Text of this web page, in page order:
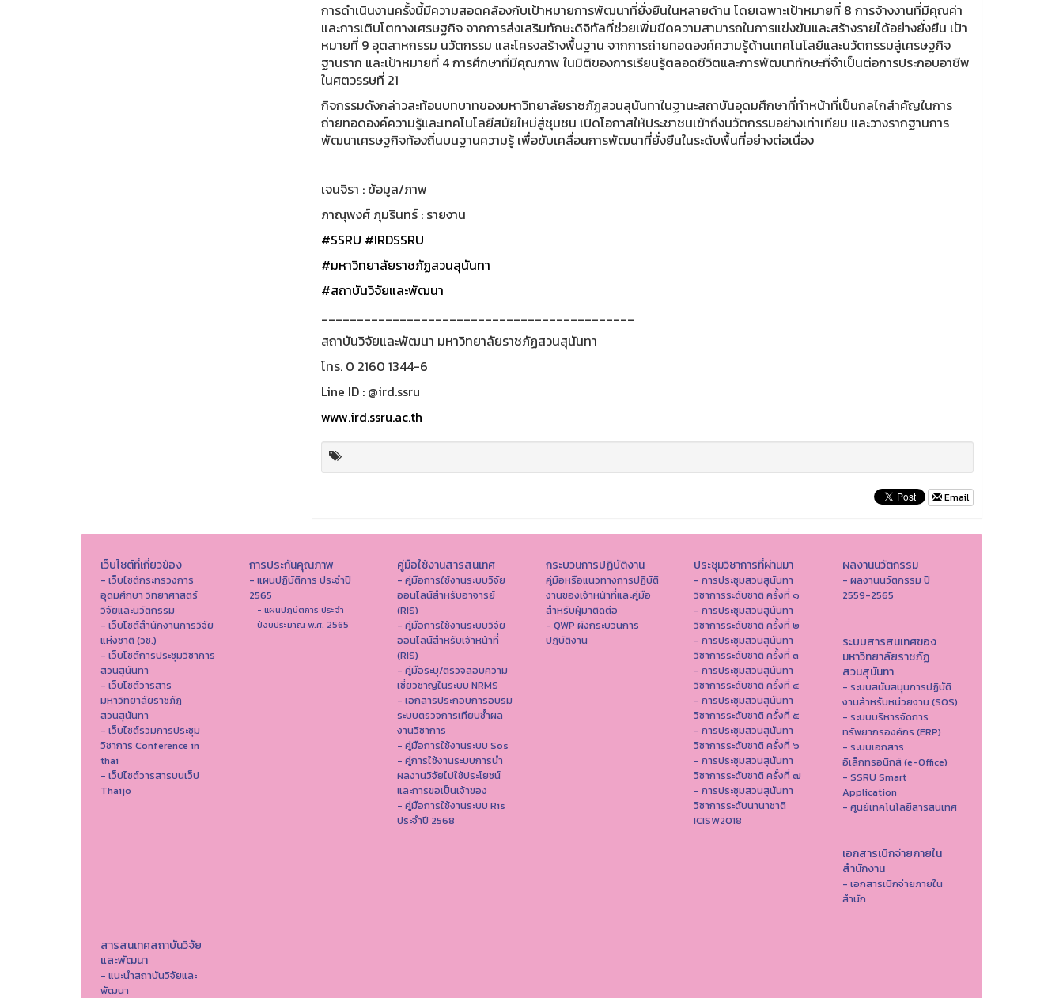
การดำเนินงานครั้งนี้มีความสอดคล้องกับเป้าหมายการพัฒนาที่ยั่งยืนในหลายด้าน โดยเฉพาะเป้าหมายที่ 8 การจ้างงานที่มีคุณค่า
และการเติบโตทางเศรษฐกิจ จากการส่งเสริมทักษะดิจิทัลที่ช่วยเพิ่มขีดความสามารถในการแข่งขันและสร้างรายได้อย่างยั่งยืน เป้า
หมายที่ 9 อุตสาหกรรม นวัตกรรม และโครงสร้างพื้นฐาน จากการถ่ายทอดองค์ความรู้ด้านเทคโนโลยีและนวัตกรรมสู่เศรษฐกิจ
ฐานราก และเป้าหมายที่ 4 การศึกษาที่มีคุณภาพ ในมิติของการเรียนรู้ตลอดชีวิตและการพัฒนาทักษะที่จำเป็นต่อการประกอบอาชีพ
ในศตวรรษที่ 21
กิจกรรมดังกล่าวสะท้อนบทบาทของมหาวิทยาลัยราชภัฏสวนสุนันทาในฐานะสถาบันอุดมศึกษาที่ทำหน้าที่เป็นกลไกสำคัญในการ
ถ่ายทอดองค์ความรู้และเทคโนโลยีสมัยใหม่สู่ชุมชน เปิดโอกาสให้ประชาชนเข้าถึงนวัตกรรมอย่างเท่าเทียม และวางรากฐานการ
พัฒนาเศรษฐกิจท้องถิ่นบนฐานความรู้ เพื่อขับเคลื่อนการพัฒนาที่ยั่งยืนในระดับพื้นที่อย่างต่อเนื่อง
เจนจิรา : ข้อมูล/ภาพ
ภาณุพงศ์ ภุมรินทร์ : รายงาน
#SSRU #IRDSSRU
#มหาวิทยาลัยราชภัฏสวนสุนันทา
#สถาบันวิจัยและพัฒนา
____________________________________________
สถาบันวิจัยและพัฒนา มหาวิทยาลัยราชภัฏสวนสุนันทา
โทร. 0 2160 1344-6
Line ID : @ird.ssru
www.ird.ssru.ac.th
Email
เว็บไซต์ที่เกี่ยวข้อง
- เว็บไซต์กระทรวงการ
อุดมศึกษา วิทยาศาสตร์
วิจัยและนวัตกรรม
- เว็บไซต์สำนักงานการวิจัย
แห่งชาติ (วช.)
- เว็บไซต์การประชุมวิชาการ
สวนสุนันทา
- เว็บไซต์วารสาร
มหาวิทยาลัยราชภัฏ
สวนสุนันทา
- เว็บไซต์รวมการประชุม
วิชาการ Conference in
thai
- เว็ปไซต์วารสารบนเว็ป
Thaijo
การประกันคุณภาพ
- แผนปฏิบัติการ ประจำปี
2565
- แผนปฏิบัติการ ประจำ
ปีงบประมาณ พ.ศ. 2565
คู่มือใช้งานสารสนเทศ
- คู่มือการใช้งานระบบวิจัย
ออนไลน์สำหรับอาจารย์
(RIS)
- คู่มือการใช้งานระบบวิจัย
ออนไลน์สำหรับเจ้าหน้าที่
(RIS)
- คู่มือระบุ/ตรวจสอบความ
เชี่ยวชาญในระบบ NRMS
- เอกสารประกอบการอบรม
ระบบตรวจการเทียบซ้ำผล
งานวิชาการ
- คู่มือการใช้งานระบบ Sos
- คู่การใช้งานระบบการนำ
ผลงานวิจัยไปใช้ประโยชน์
และการขอเป็นเจ้าของ
- คู่มือการใช้งานระบบ Ris
ประจำปี 2568
กระบวนการปฏิบัติงาน
คู่มือหรือแนวทางการปฏิบัติ
งานของเจ้าหน้าที่และคู่มือ
สำหรับผู้มาติดต่อ
- QWP ผังกระบวนการ
ปฏิบัติงาน
ประชุมวิชาการที่ผ่านมา
- การประชุมสวนสุนันทา
วิชาการระดับชาติ ครั้งที่ ๑
- การประชุมสวนสุนันทา
วิชาการระดับชาติ ครั้งที่ ๒
- การประชุมสวนสุนันทา
วิชาการระดับชาติ ครั้งที่ ๓
- การประชุมสวนสุนันทา
วิชาการระดับชาติ ครั้งที่ ๔
- การประชุมสวนสุนันทา
วิชาการระดับชาติ ครั้งที่ ๕
- การประชุมสวนสุนันทา
วิชาการระดับชาติ ครั้งที่ ๖
- การประชุมสวนสุนันทา
วิชาการระดับชาติ ครั้งที่ ๗
- การประชุมสวนสุนันทา
วิชาการระดับนานาชาติ
ICISW2018
ผลงานนวัตกรรม
- ผลงานนวัตกรรม ปี
2559-2565
ระบบสารสนเทศของ
มหาวิทยาลัยราชภัฏ
สวนสุนันทา
- ระบบสนับสนุนการปฏิบัติ
งานสำหรับหน่วยงาน (SOS)
- ระบบบริหารจัดการ
ทรัพยากรองค์กร (ERP)
- ระบบเอกสาร
อิเล็กทรอนิกส์ (e-Office)
- SSRU Smart
Application
- ศูนย์เทคโนโลยีสารสนเทศ
เอกสารเบิกจ่ายภายใน
สำนักงาน
- เอกสารเบิกจ่ายภายใน
สำนัก
สารสนเทศสถาบันวิจัย
และพัฒนา
- แนะนำสถาบันวิจัยและ
พัฒนา